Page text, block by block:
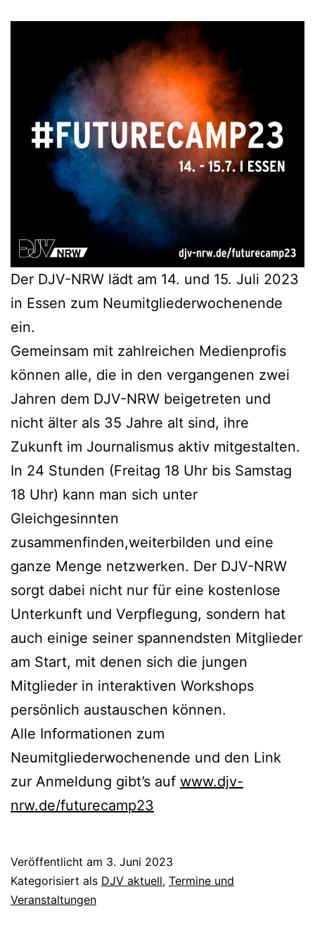
Der DJV-NRW lädt am 14. und 15. Juli 2023
in Essen zum Neumitgliederwochenende
ein.
Gemeinsam mit zahlreichen Medienprofis
können alle, die in den vergangenen zwei
Jahren dem DJV-NRW beigetreten und
nicht älter als 35 Jahre alt sind, ihre
Zukunft im Journalismus aktiv mitgestalten.
In 24 Stunden (Freitag 18 Uhr bis Samstag
18 Uhr) kann man sich unter
Gleichgesinnten
zusammenfinden,weiterbilden und eine
ganze Menge netzwerken. Der DJV-NRW
sorgt dabei nicht nur für eine kostenlose
Unterkunft und Verpflegung, sondern hat
auch einige seiner spannendsten Mitglieder
am Start, mit denen sich die jungen
Mitglieder in interaktiven Workshops
persönlich austauschen können.
Alle Informationen zum
Neumitgliederwochenende und den Link
zur Anmeldung gibt’s auf www.djv-
nrw.de/futurecamp23
Veröffentlicht am 3. Juni 2023
Kategorisiert als DJV aktuell, Termine und
Veranstaltungen